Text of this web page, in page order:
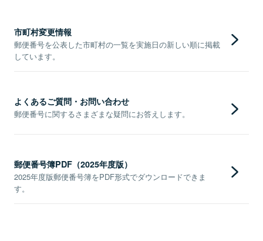
市町村変更情報
郵便番号を公表した市町村の一覧を実施日の新しい順に掲載
しています。
よくあるご質問・お問い合わせ
郵便番号に関するさまざまな疑問にお答えします。
郵便番号簿PDF（2025年度版）
2025年度版郵便番号簿をPDF形式でダウンロードできま
す。